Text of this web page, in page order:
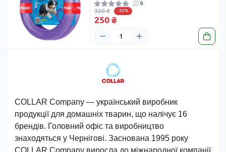
0
320 ₴ -22%
250 ₴
COLLAR Company — український виробник
продукції для домашніх тварин, що налічує 16
брендів. Головний офіс та виробництво
знаходяться у Чернігові. Заснована 1995 року
COLLAR Company виросла до міжнародної компанії